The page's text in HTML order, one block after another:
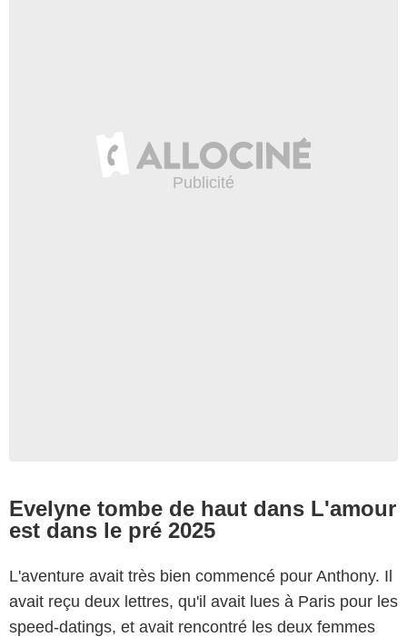
Evelyne tombe de haut dans L'amour
est dans le pré 2025
L'aventure avait très bien commencé pour Anthony. Il
avait reçu deux lettres, qu'il avait lues à Paris pour les
speed-datings, et avait rencontré les deux femmes